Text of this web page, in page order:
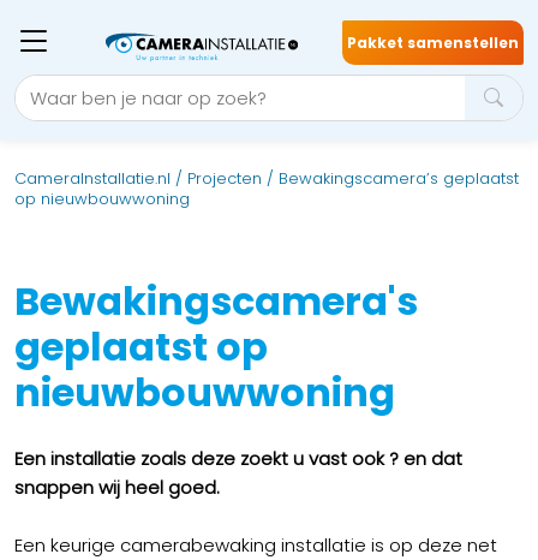
Pakket samenstellen
CameraInstallatie.nl / Projecten / Bewakingscamera’s geplaatst
op nieuwbouwwoning
Bewakingscamera's
geplaatst op
nieuwbouwwoning
Een installatie zoals deze zoekt u vast ook ? en dat
snappen wij heel goed.
Een keurige camerabewaking installatie is op deze net